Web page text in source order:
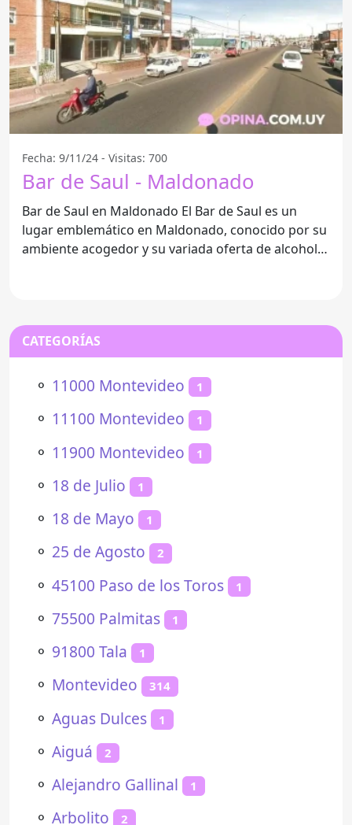
Fecha: 9/11/24 - Visitas: 700
Bar de Saul - Maldonado
Bar de Saul en Maldonado El Bar de Saul es un
lugar emblemático en Maldonado, conocido por su
ambiente acogedor y su variada oferta de alcohol.
CATEGORÍAS
⚬ 11000 Montevideo 1
⚬ 11100 Montevideo 1
⚬ 11900 Montevideo 1
⚬ 18 de Julio 1
⚬ 18 de Mayo 1
⚬ 25 de Agosto 2
⚬ 45100 Paso de los Toros 1
⚬ 75500 Palmitas 1
⚬ 91800 Tala 1
⚬ Montevideo 314
⚬ Aguas Dulces 1
⚬ Aiguá 2
⚬ Alejandro Gallinal 1
⚬ Arbolito 2